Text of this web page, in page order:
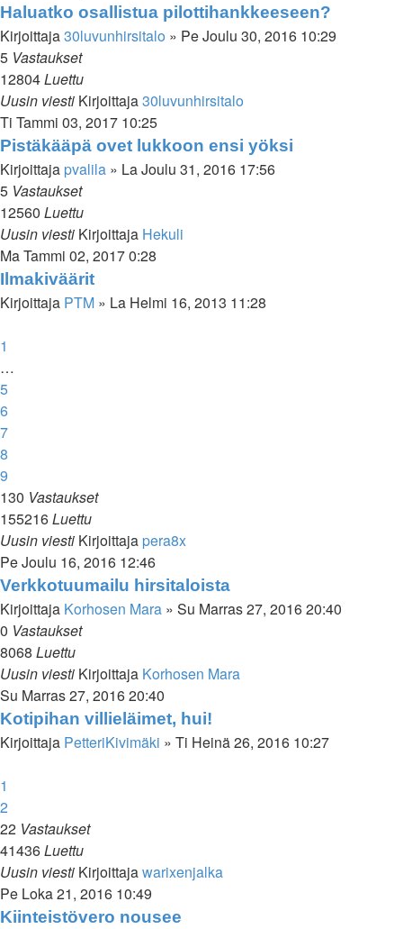
Haluatko osallistua pilottihankkeeseen?
Kirjoittaja30luvunhirsitalo » Pe Joulu 30, 2016 10:29
5 Vastaukset
12804Luettu
Uusin viesti Kirjoittaja30luvunhirsitalo
Ti Tammi 03, 2017 10:25
Pistäkääpä ovet lukkoon ensi yöksi
Kirjoittaja pvalila » La Joulu 31, 2016 17:56
5 Vastaukset
12560 Luettu
Uusin viesti Kirjoittaja Hekuli
Ma Tammi 02, 2017 0:28
Ilmakiväärit
Kirjoittaja PTM » La Helmi 16, 2013 11:28
1
…
5
6
7
8
9
130 Vastaukset
155216Luettu
Uusin viesti Kirjoittaja pera8x
Pe Joulu 16, 2016 12:46
Verkkotuumailu hirsitaloista
Kirjoittaja Korhosen Mara » Su Marras 27, 2016 20:40
0 Vastaukset
8068 Luettu
Uusin viesti Kirjoittaja Korhosen Mara
Su Marras 27, 2016 20:40
Kotipihan villieläimet, hui!
Kirjoittaja PetteriKivimäki » Ti Heinä 26, 2016 10:27
1
2
22 Vastaukset
41436Luettu
Uusin viesti Kirjoittajawarixenjalka
Pe Loka 21, 2016 10:49
Kiinteistövero nousee